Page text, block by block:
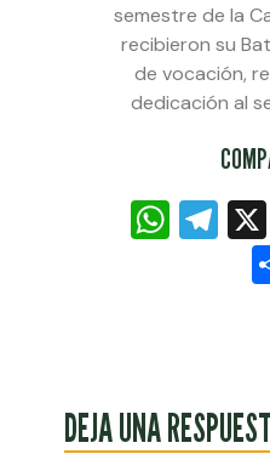
semestre de la
recibieron su
de vocación,
dedicación al
DEJA UNA